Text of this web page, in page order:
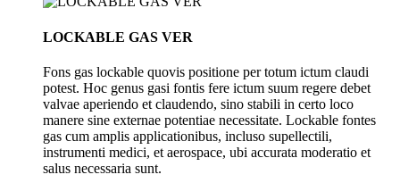
LOCKABLE GAS VER
Fons gas lockable quovis positione per totum ictum claudi
potest. Hoc genus gasi fontis fere ictum suum regere debet
valvae aperiendo et claudendo, sino stabili in certo loco
manere sine externae potentiae necessitate. Lockable fontes
gas cum amplis applicationibus, incluso supellectili,
instrumenti medici, et aerospace, ubi accurata moderatio et
salus necessaria sunt.